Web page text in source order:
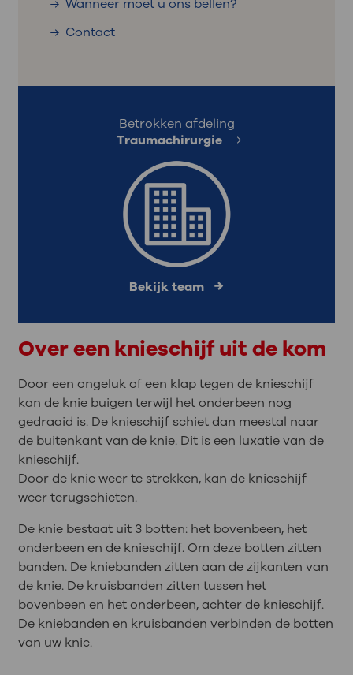
Wanneer moet u ons bellen?
Contact
Betrokken afdeling
Traumachirurgie
Bekijk team
Over een knieschijf uit de kom
Door een ongeluk of een klap tegen de knieschijf
kan de knie buigen terwijl het onderbeen nog
gedraaid is. De knieschijf schiet dan meestal naar
de buitenkant van de knie. Dit is een luxatie van de
knieschijf.
Door de knie weer te strekken, kan de knieschijf
weer terugschieten.
De knie bestaat uit 3 botten: het bovenbeen, het
onderbeen en de knieschijf. Om deze botten zitten
banden. De kniebanden zitten aan de zijkanten van
de knie. De kruisbanden zitten tussen het
bovenbeen en het onderbeen, achter de knieschijf.
De kniebanden en kruisbanden verbinden de botten
van uw knie.